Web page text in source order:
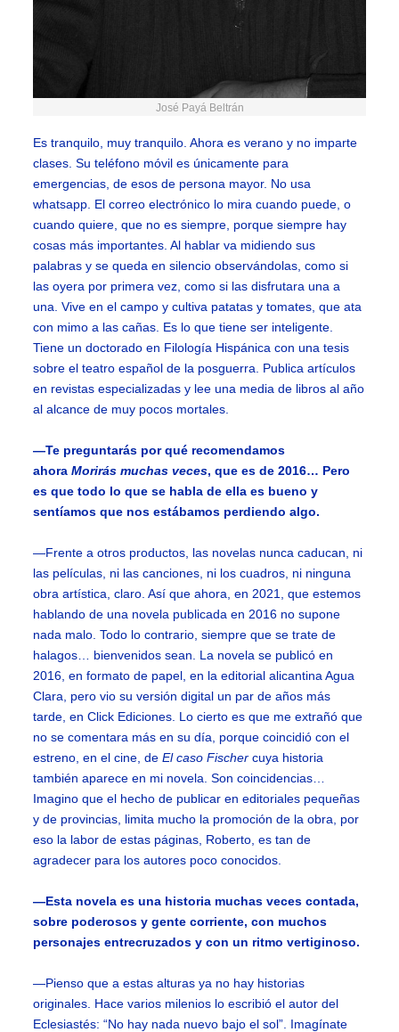
José Payá Beltrán
Es tranquilo, muy tranquilo. Ahora es verano y no imparte
clases. Su teléfono móvil es únicamente para
emergencias, de esos de persona mayor. No usa
whatsapp. El correo electrónico lo mira cuando puede, o
cuando quiere, que no es siempre, porque siempre hay
cosas más importantes. Al hablar va midiendo sus
palabras y se queda en silencio observándolas, como si
las oyera por primera vez, como si las disfrutara una a
una. Vive en el campo y cultiva patatas y tomates, que ata
con mimo a las cañas. Es lo que tiene ser inteligente.
Tiene un doctorado en Filología Hispánica con una tesis
sobre el teatro español de la posguerra. Publica artículos
en revistas especializadas y lee una media de libros al año
al alcance de muy pocos mortales.
—Te preguntarás por qué recomendamos
ahoraMorirás muchas veces, que es de 2016… Pero
es que todo lo que se habla de ella es bueno y
sentíamos que nos estábamos perdiendo algo.
—Frente a otros productos, las novelas nunca caducan, ni
las películas, ni las canciones, ni los cuadros, ni ninguna
obra artística, claro. Así que ahora, en 2021, que estemos
hablando de una novela publicada en 2016 no supone
nada malo. Todo lo contrario, siempre que se trate de
halagos… bienvenidos sean. La novela se publicó en
2016, en formato de papel, en la editorial alicantina Agua
Clara, pero vio su versión digital un par de años más
tarde, en Click Ediciones. Lo cierto es que me extrañó que
no se comentara más en su día, porque coincidió con el
estreno, en el cine, deEl caso Fischer cuya historia
también aparece en mi novela. Son coincidencias…
Imagino que el hecho de publicar en editoriales pequeñas
y de provincias, limita mucho la promoción de la obra, por
eso la labor de estas páginas, Roberto, es tan de
agradecer para los autores poco conocidos.
—Esta novela es una historia muchas veces contada,
sobre poderosos y gente corriente, con muchos
personajes entrecruzados y con un ritmo vertiginoso.
—Pienso que a estas alturas ya no hay historias
originales. Hace varios milenios lo escribió el autor del
Eclesiastés: “No hay nada nuevo bajo el sol”. Imagínate